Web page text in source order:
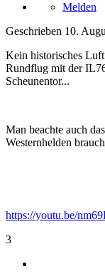
Melden
Geschrieben 10.
Kein historisches
Rundflug mit der
Scheunentor...
Man beachte auch
Westernhelden
https://youtu.be/
3